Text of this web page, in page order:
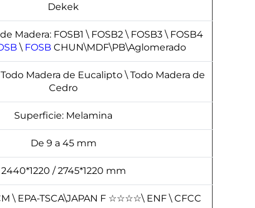
Dekek
Madera: FOSB1 \ FOSB2 \ FOSB3 \ FOSB4
\ FOSB CHUN\MDF\PB\Aglomerado
Madera de Eucalipto \ Todo Madera de
Cedro
Superficie: Melamina
De 9 a 45 mm
2440*1220 / 2745*1220 mm
\ EPA-TSCA\JAPAN F ☆☆☆☆\ ENF \ CFCC